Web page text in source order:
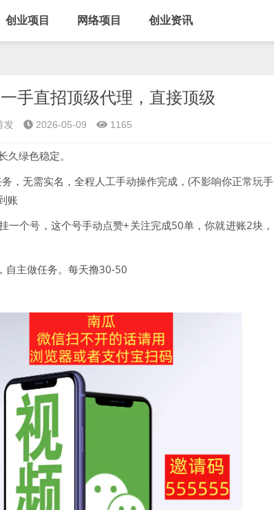
创业项目 网络项目 创业资讯
手直招顶级代理，直接顶级
发 2026-05-09 1165
绿色稳定。
，无需实名，全程人工手动操作完成，(不影响你正常玩手
账
个号，这个号手动点赞+关注完成50单，你就进账2块，
自主做任务。每天撸30-50